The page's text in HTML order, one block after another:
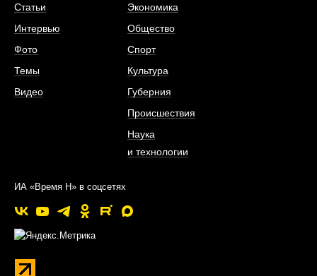
Статьи
Интервью
Фото
Темы
Видео
Экономика
Общество
Спорт
Культура
Губерния
Происшествия
Наука
и технологии
ИА «Время Н» в соцсетях